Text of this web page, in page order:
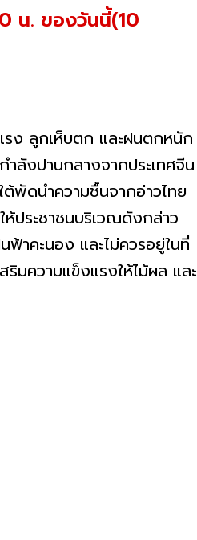
น. ของวันนี้(10
ง ลูกเห็บตก และฝนตกหนัก
ลังปานกลางจากประเทศจีน
ต้พัดนำความชื้นจากอ่าวไทย
ห้ประชาชนบริเวณดังกล่าว
าคะนอง และไม่ควรอยู่ในที่
มความแข็งแรงให้ไม้ผล และ